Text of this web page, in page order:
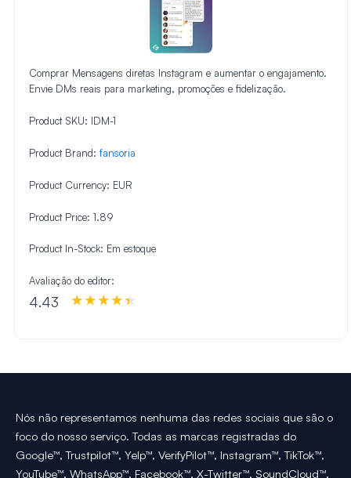
Comprar Mensagens diretas Instagram e aumentar o engajamento.
Envie DMs reais para marketing, promoções e fidelização.
Product SKU: IDM-1
Product Brand: fansoria
Product Currency: EUR
Product Price: 1.89
Product In-Stock: Em estoque
Avaliação do editor:
4.43
Nós não representamos nenhuma das redes sociais que são o
foco do nosso serviço. Todas as marcas registradas do
Google™, Trustpilot™, Yelp™, VerifyPilot™, Instagram™, TikTok™,
YouTube™, WhatsApp™, Facebook™, X-Twitter™, SoundCloud™,